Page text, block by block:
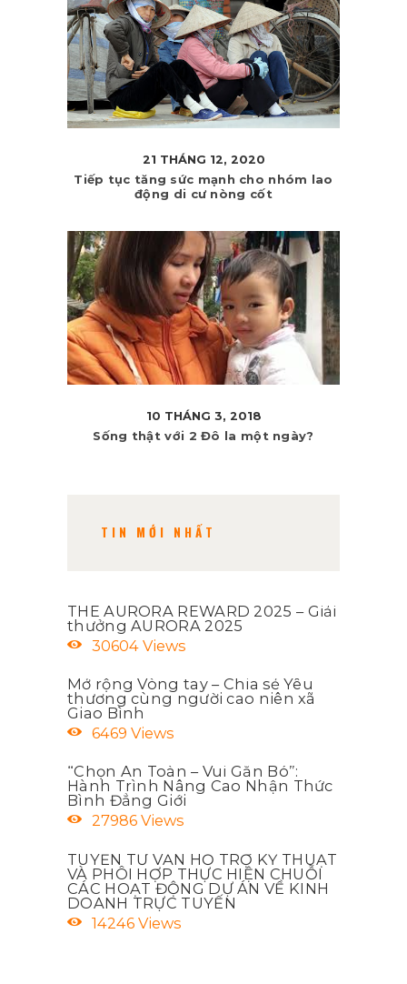
21 THÁNG 12, 2020
Tiếp tục tăng sức mạnh cho nhóm lao
động di cư nòng cốt
10 THÁNG 3, 2018
Sống thật với 2 Đô la một ngày?
TIN MỚI NHẤT
THE AURORA REWARD 2025 – Giải
thưởng AURORA 2025
30604 Views
Mở rộng Vòng tay – Chia sẻ Yêu
thương cùng người cao niên xã
Giao Bình
6469 Views
“Chọn An Toàn – Vui Gắn Bó”:
Hành Trình Nâng Cao Nhận Thức
Bình Đẳng Giới
27986 Views
TUYỂN TƯ VẤN HỖ TRỢ KỸ THUẬT
VÀ PHÔI HỢP THỰC HIỆN CHUỖI
CÁC HOẠT ĐỘNG DỰ ÁN VỀ KINH
DOANH TRỰC TUYẾN
14246 Views